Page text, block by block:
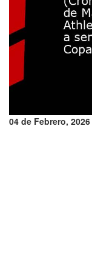
04 de Febrero,